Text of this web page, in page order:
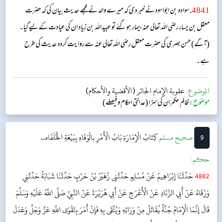
4841. سوادہ بن ابواسود نے خبر دی کہ میرے والد نے مجھے حدیث بیان کی کہ حضرت
معقل بن یسار رضی اللہ تعالی عنہ بیمار ہو گئے تو عبیداللہ بن زیاد ان کی عیادت کے لیے گیا۔
(آگے) حسن بصری کی حضرت معقل رضی اللہ تعالی عنہ سے روایت کردہ حدیث کی طرح
ہے۔
الموضوع:عقوبة الإمام الجائر (الأقضية والأحكام)
موضوع:ظالم حکمران کی سزا (عدالتی احکام و فیصلے)
9 ‌صحيح مسلمكِتَابُ الْإِمَارَةِبَابُ الْأَمْرِ بالْوَفَاءِ بِبَيْعَةِ الْخُلَفَاء...
حکم:
4882حَدَّثَنَا إِبْرَاهِيمُ عَنْ مُسْلِمٍ حَدَّثَنِى زُهَيْرُ بْنُ حَرْبٍ حَدَّثَنَا شَبَابَةُ حَدَّثَنِي
وَرْقَاءُ عَنْ أَبِي الزِّنَادِ عَنْ الْأَعْرَجِ عَنْ أَبِي هُرَيْرَةَ عَنْ النَّبِيِّ صَلَّى اللَّهُ عَلَيْهِ وَسَلَّمَ
قَالَ إِنَّمَا الْإِمَامُ جُنَّةٌ يُقَاتَلُ مِنْ وَرَائِهِ وَيُتَّقَى بِهِ فَإِنْ أَمَرَ بِتَقْوَى اللَّهِ عَزَّ وَجَلَّ وَعَدَلَ